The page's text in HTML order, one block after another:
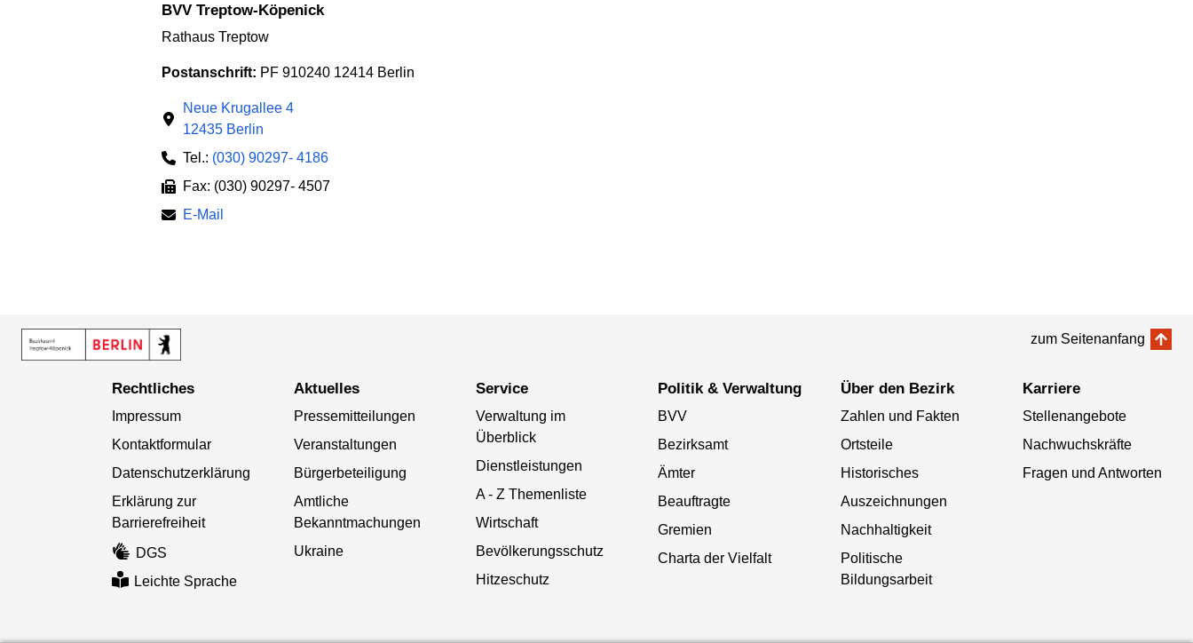
BVV Treptow-Köpenick
Rathaus Treptow
Postanschrift: PF 910240 12414 Berlin
Neue Krugallee 4
12435 Berlin
Tel.: (030) 90297- 4186
Fax: (030) 90297- 4507
E-Mail
zum Seitenanfang
Rechtliches
Impressum
Kontaktformular
Datenschutzerklärung
Erklärung zur
Barrierefreiheit
DGS
Leichte Sprache
Aktuelles
Pressemitteilungen
Veranstaltungen
Bürgerbeteiligung
Amtliche
Bekanntmachungen
Ukraine
Service
Verwaltung im
Überblick
Dienstleistungen
A - Z Themenliste
Wirtschaft
Bevölkerungsschutz
Hitzeschutz
Politik & Verwaltung
BVV
Bezirksamt
Ämter
Beauftragte
Gremien
Charta der Vielfalt
Über den Bezirk
Zahlen und Fakten
Ortsteile
Historisches
Auszeichnungen
Nachhaltigkeit
Politische
Bildungsarbeit
Karriere
Stellenangebote
Nachwuchskräfte
Fragen und Antworten